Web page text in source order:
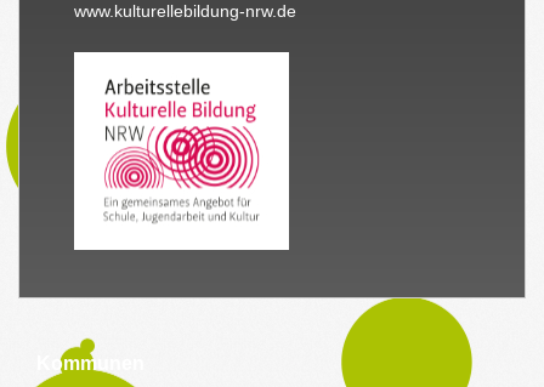
www.kulturellebildung-nrw.de
Kommunen